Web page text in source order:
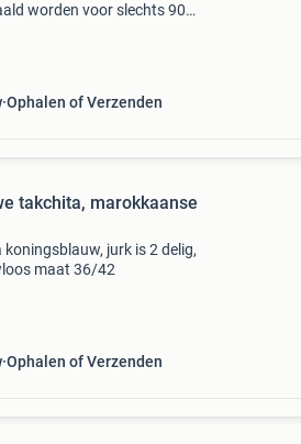
worden voor slechts 90
Ophalen of Verzenden
takchita, marokkaanse
jurk is 2 delig,
maat 36/42
Ophalen of Verzenden